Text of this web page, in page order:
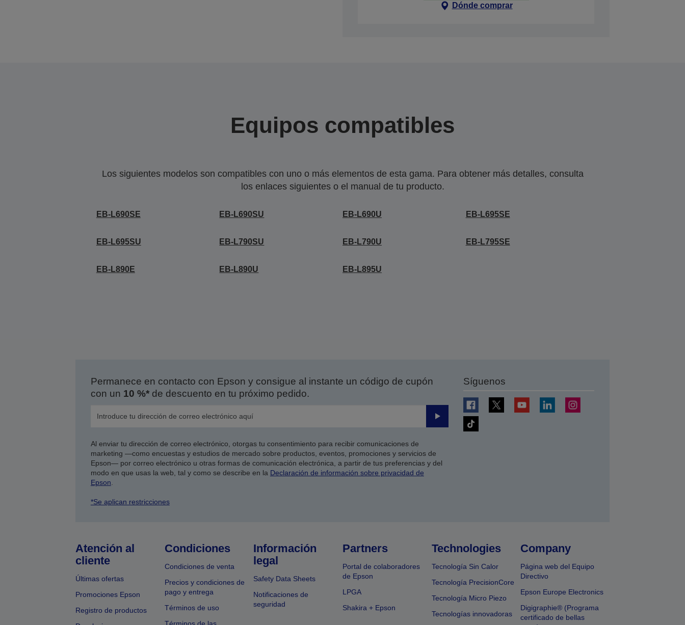
Dónde comprar
Equipos compatibles
Los siguientes modelos son compatibles con uno o más elementos de esta gama. Para obtener más detalles, consulta
los enlaces siguientes o el manual de tu producto.
EB-L690SE EB-L690SU EB-L690U EB-L695SE
EB-L695SU EB-L790SU EB-L790U EB-L795SE
EB-L890E EB-L890U EB-L895U
Permanece en contacto con Epson y consigue al instante un código de cupón
con un 10 %*de descuento en tu próximo pedido.
Enviar
Al enviar tu dirección de correo electrónico, otorgas tu consentimiento para recibir comunicaciones de
marketing —como encuestas y estudios de mercado sobre productos, eventos, promociones y servicios de
Epson— por correo electrónico u otras formas de comunicación electrónica, a partir de tus preferencias y del
modo en que usas la web, tal y como se describe en la Declaración de información sobre privacidad de
Epson
*Se aplican restricciones
Síguenos
Atención al
cliente
Últimas ofertas
Promociones Epson
Registro de productos
Condiciones
Condiciones de venta
Precios y condiciones de
pago y entrega
Términos de uso
Información
legal
Safety Data Sheets
Notificaciones de
seguridad
Partners
Portal de colaboradores
de Epson
LPGA
Shakira + Epson
Technologies
Tecnología Sin Calor
Tecnología PrecisionCore
Tecnología Micro Piezo
Tecnologías innovadoras
Company
Página web del Equipo
Directivo
Epson Europe Electronics
Digigraphie® (Programa
certificado de bellas